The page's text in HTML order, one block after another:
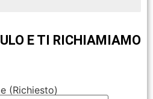
E TI RICHIAMIAMO
(Richiesto)